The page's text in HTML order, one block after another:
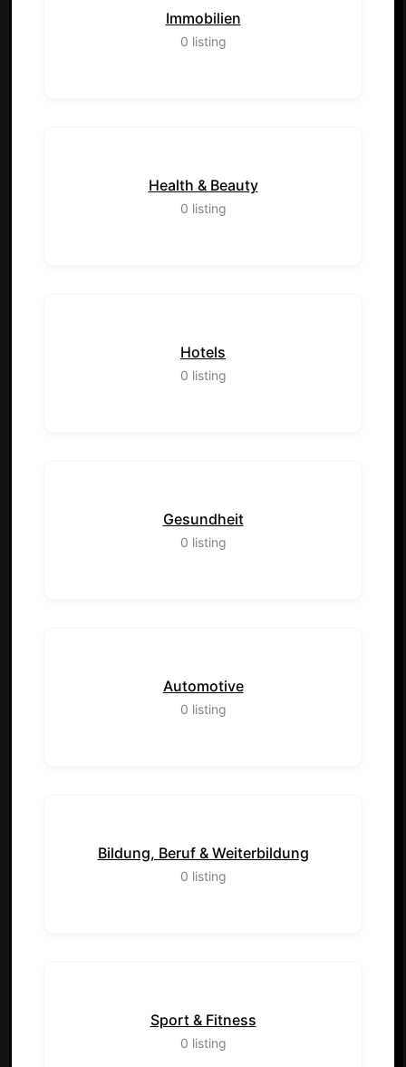
Immobilien
0 listing
Health & Beauty
0 listing
Hotels
0 listing
Gesundheit
0 listing
Automotive
0 listing
Bildung, Beruf & Weiterbildung
0 listing
Sport & Fitness
0 listing